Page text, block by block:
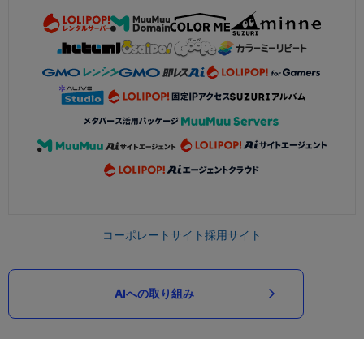
コーポレートサイト採用サイト
AIへの取り組み